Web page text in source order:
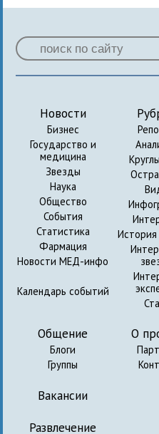
Новости
Бизнес
Государство и
медицина
Звезды
Наука
Общество
События
Статистика
Фармация
Новости МЕД-инфо
Календарь событий
История
Общение
Блоги
Группы
Вакансии
Развлечение
О